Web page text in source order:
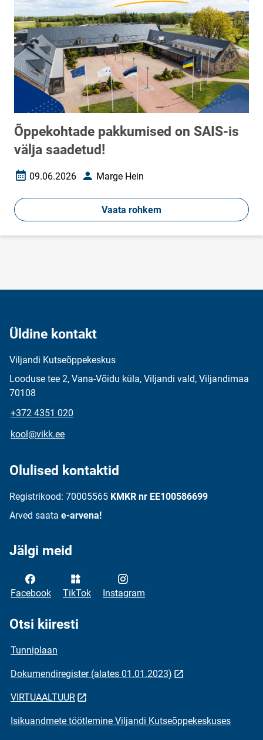
Õppekohtade pakkumised on SAIS-is
välja saadetud!
Loomise kuupäev
09.06.2026 AutorMarge Hein
Vaata rohkem
Üldine kontakt
Viljandi Kutseõppekeskus
Looduse tee 2, Vana-Võidu küla, Viljandi vald, Viljandimaa
70108
+372 4351 020
kool@vikk.ee
Olulised kontaktid
Registrikood: 70005565 KMKR nr EE100586699
Arved saata e-arvena!
Jälgi meid
Facebook TikTok Instagram
Otsi kiiresti
Tunniplaan
Dokumendiregister (alates 01.01.2023)
VIRTUAALTUUR
Isikuandmete töötlemine Viljandi Kutseõppekeskuses